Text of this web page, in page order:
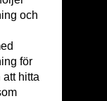
och
för
hitta